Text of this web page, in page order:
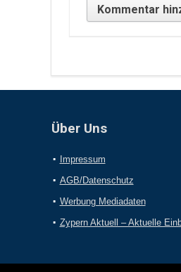
Über Uns
Impressum
AGB/Datenschutz
Werbung Mediadaten
Zypern Aktuell – Aktuelle